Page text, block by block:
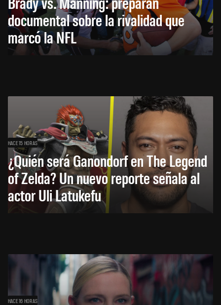
documental sobre la rivalidad que
marcó la NFL
HACE 15 HORAS
¿Quién será Ganondorf en The Legend
of Zelda? Un nuevo reporte señala al
actor Uli Latukefu
HACE 16 HORAS